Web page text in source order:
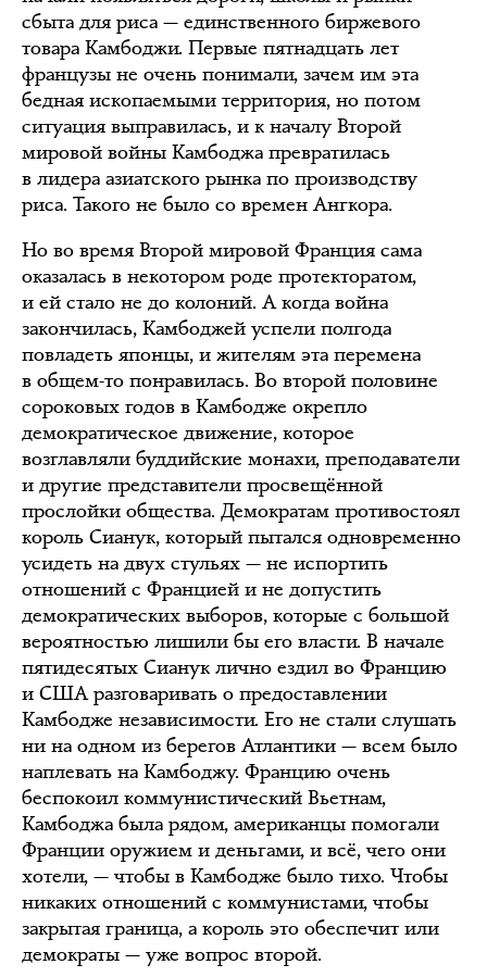
сбыта для риса — единственного биржевого
товара Камбоджи. Первые пятнадцать лет
французы не очень понимали, зачем им эта
бедная ископаемыми территория, но потом
ситуация выправилась, и к началу Второй
мировой войны Камбоджа превратилась
в лидера азиатского рынка по производству
риса. Такого не было со времен Ангкора.
Но во время Второй мировой Франция сама
оказалась в некотором роде протекторатом,
и ей стало не до колоний. А когда война
закончилась, Камбоджей успели полгода
повладеть японцы, и жителям эта перемена
в общем-то понравилась. Во второй половине
сороковых годов в Камбодже окрепло
демократическое движение, которое
возглавляли буддийские монахи, преподаватели
и другие представители просвещённой
прослойки общества. Демократам противостоял
король Сианук, который пытался одновременно
усидеть на двух стульях — не испортить
отношений с Францией и не допустить
демократических выборов, которые с большой
вероятностью лишили бы его власти. В начале
пятидесятых Сианук лично ездил во Францию
и США разговаривать о предоставлении
Камбодже независимости. Его не стали слушать
ни на одном из берегов Атлантики — всем было
наплевать на Камбоджу. Францию очень
беспокоил коммунистический Вьетнам,
Камбоджа была рядом, американцы помогали
Франции оружием и деньгами, и всё, чего они
хотели, — чтобы в Камбодже было тихо. Чтобы
никаких отношений с коммунистами, чтобы
закрытая граница, а король это обеспечит или
демократы — уже вопрос второй.